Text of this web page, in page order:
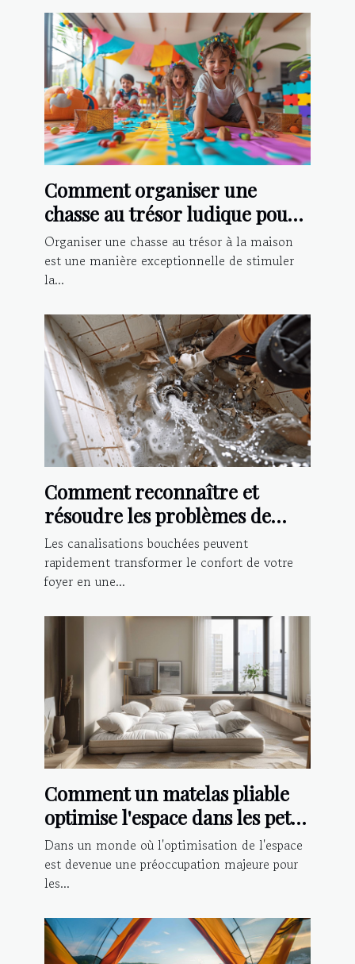
Comment organiser une
chasse au trésor ludique pour
enfants à la maison
Organiser une chasse au trésor à la maison
est une manière exceptionnelle de stimuler
la...
Comment reconnaître et
résoudre les problèmes de
canalisations bouchées
Les canalisations bouchées peuvent
rapidement transformer le confort de votre
foyer en une...
Comment un matelas pliable
optimise l'espace dans les petits
logements
Dans un monde où l'optimisation de l'espace
est devenue une préoccupation majeure pour
les...